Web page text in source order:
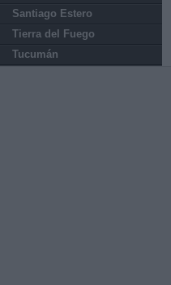
Santiago Estero
Tierra del Fuego
Tucumán